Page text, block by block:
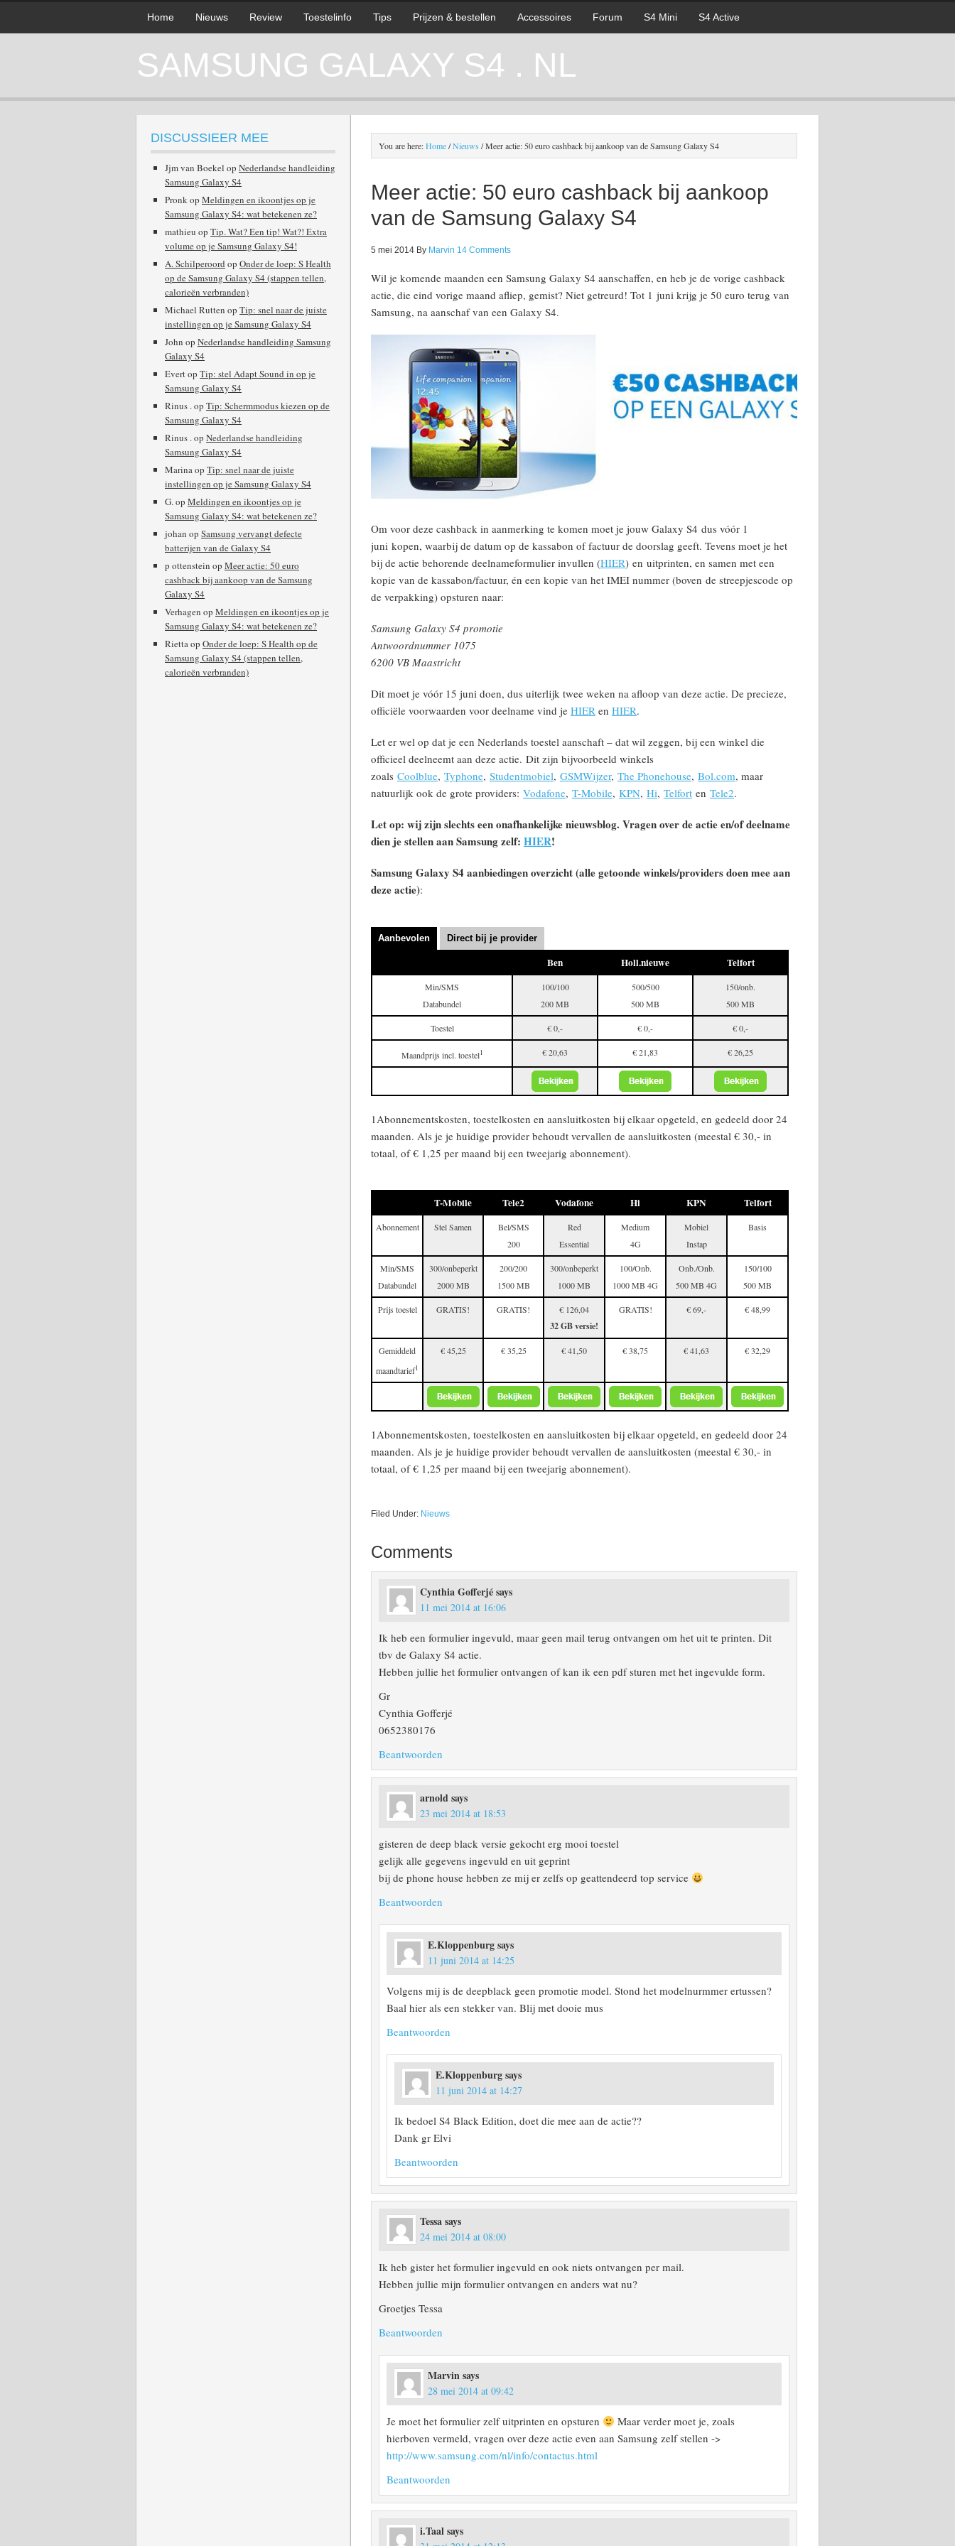
Home Nieuws Review Toestelinfo Tips Prijzen & bestellen Accessoires Forum S4 Mini S4 Active
SAMSUNG GALAXY S4 . NL
You are here:Home/Nieuws /Meer actie: 50 euro cashback bij aankoop van de Samsung Galaxy S4
Meer actie: 50 euro cashback bij aankoop
van de Samsung Galaxy S4
5 mei 2014 By Marvin 14 Comments
Wil je komende maanden een Samsung Galaxy S4 aanschaffen, en heb je de vorige cashback
actie, die eind vorige maand afliep, gemist? Niet getreurd! Tot 1 juni krijg je 50 euro terug van
Samsung, na aanschaf van een Galaxy S4.
Om voor deze cashback in aanmerking te komen moet je jouw Galaxy S4 dus vóór 1
juni kopen, waarbij de datum op de kassabon of factuur de doorslag geeft. Tevens moet je het
bij de actie behorende deelnameformulier invullen (HIER) en uitprinten, en samen met een
kopie van de kassabon/factuur, én een kopie van het IMEI nummer (boven de streepjescode op
de verpakking) opsturen naar:
Samsung Galaxy S4 promotie
Antwoordnummer 1075
6200 VB Maastricht
Dit moet je vóór 15 juni doen, dus uiterlijk twee weken na afloop van deze actie. De precieze,
officiële voorwaarden voor deelname vind je HIER en HIER.
Let er wel op dat je een Nederlands toestel aanschaft – dat wil zeggen, bij een winkel die
officieel deelneemt aan deze actie. Dit zijn bijvoorbeeld winkels
zoals Coolblue, Typhone, Studentmobiel, GSMWijzer, The Phonehouse, Bol.com, maar
natuurlijk ook de grote providers: Vodafone, T-Mobile, KPN, Hi, Telfort en Tele2.
Let op: wij zijn slechts een onafhankelijke nieuwsblog. Vragen over de actie en/of deelname
dien je stellen aan Samsung zelf: HIER!
Samsung Galaxy S4 aanbiedingen overzicht (alle getoonde winkels/providers doen mee aan
deze actie):
Aanbevolen Direct bij je provider
Ben Holl.nieuwe Telfort
Min/SMS
Databundel
100/100
200 MB
500/500
500 MB
150/onb.
500 MB
Toestel € 0,- € 0,- € 0,-
Maandprijs incl. toestel1 € 20,63 € 21,83 € 26,25
1Abonnementskosten, toestelkosten en aansluitkosten bij elkaar opgeteld, en gedeeld door 24
maanden. Als je je huidige provider behoudt vervallen de aansluitkosten (meestal € 30,- in
totaal, of € 1,25 per maand bij een tweejarig abonnement).
T-Mobile Tele2 Vodafone Hi KPN Telfort
Abonnement Stel Samen
Bel/SMS
200
Red
Essential
Medium
4G
Mobiel
Instap
Basis
Min/SMS
Databundel
300/onbeperkt
2000 MB
200/200
1500 MB
300/onbeperkt
1000 MB
100/Onb.
1000 MB 4G
Onb./Onb.
500 MB 4G
150/100
500 MB
Prijs toestel GRATIS! GRATIS! € 126,04
32 GB versie!
GRATIS! € 69,- € 48,99
Gemiddeld
maandtarief1
€ 45,25 € 35,25 € 41,50 € 38,75 € 41,63 € 32,29
1Abonnementskosten, toestelkosten en aansluitkosten bij elkaar opgeteld, en gedeeld door 24
maanden. Als je je huidige provider behoudt vervallen de aansluitkosten (meestal € 30,- in
totaal, of € 1,25 per maand bij een tweejarig abonnement).
Filed Under: Nieuws
Comments
Cynthia Gofferjésays
11 mei 2014 at 16:06
Ik heb een formulier ingevuld, maar geen mail terug ontvangen om het uit te printen. Dit
tbv de Galaxy S4 actie.
Hebben jullie het formulier ontvangen of kan ik een pdf sturen met het ingevulde form.
Gr
Cynthia Gofferjé
0652380176
Beantwoorden
arnoldsays
23 mei 2014 at 18:53
gisteren de deep black versie gekocht erg mooi toestel
gelijk alle gegevens ingevuld en uit geprint
bij de phone house hebben ze mij er zelfs op geattendeerd top service
Beantwoorden
E.Kloppenburgsays
11 juni 2014 at 14:25
Volgens mij is de deepblack geen promotie model. Stond het modelnurmmer ertussen?
Baal hier als een stekker van. Blij met dooie mus
Beantwoorden
E.Kloppenburgsays
11 juni 2014 at 14:27
Ik bedoel S4 Black Edition, doet die mee aan de actie??
Dank gr Elvi
Beantwoorden
Tessasays
24 mei 2014 at 08:00
Ik heb gister het formulier ingevuld en ook niets ontvangen per mail.
Hebben jullie mijn formulier ontvangen en anders wat nu?
Groetjes Tessa
Beantwoorden
Marvinsays
28 mei 2014 at 09:42
Je moet het formulier zelf uitprinten en opsturen
Maar verder moet je, zoals
hierboven vermeld, vragen over deze actie even aan Samsung zelf stellen ->
http://www.samsung.com/nl/info/contactus.html
Beantwoorden
i.Taalsays
DISCUSSIEER MEE
Jjm van Boekel op Nederlandse handleiding
Samsung Galaxy S4
Pronkop Meldingen en ikoontjes op je
Samsung Galaxy S4: wat betekenen ze?
mathieu op Tip. Wat? Een tip! Wat?! Extra
volume op je Samsung Galaxy S4!
A. Schilperoord op Onder de loep: S Health
op de Samsung Galaxy S4 (stappen tellen,
calorieën verbranden)
Michael Rutten op Tip: snel naar de juiste
instellingen op je Samsung Galaxy S4
John op Nederlandse handleiding Samsung
Galaxy S4
Evertop Tip: stel Adapt Sound in op je
Samsung Galaxy S4
Rinus .op Tip: Schermmodus kiezen op de
Samsung Galaxy S4
Rinus .op Nederlandse handleiding
Samsung Galaxy S4
Marinaop Tip: snel naar de juiste
instellingen op je Samsung Galaxy S4
G.op Meldingen en ikoontjes op je
Samsung Galaxy S4: wat betekenen ze?
johan op Samsung vervangt defecte
batterijen van de Galaxy S4
p ottenstein op Meer actie: 50 euro
cashback bij aankoop van de Samsung
Galaxy S4
Verhagen op Meldingen en ikoontjes op je
Samsung Galaxy S4: wat betekenen ze?
Riettaop Onder de loep: S Health op de
Samsung Galaxy S4 (stappen tellen,
calorieën verbranden)